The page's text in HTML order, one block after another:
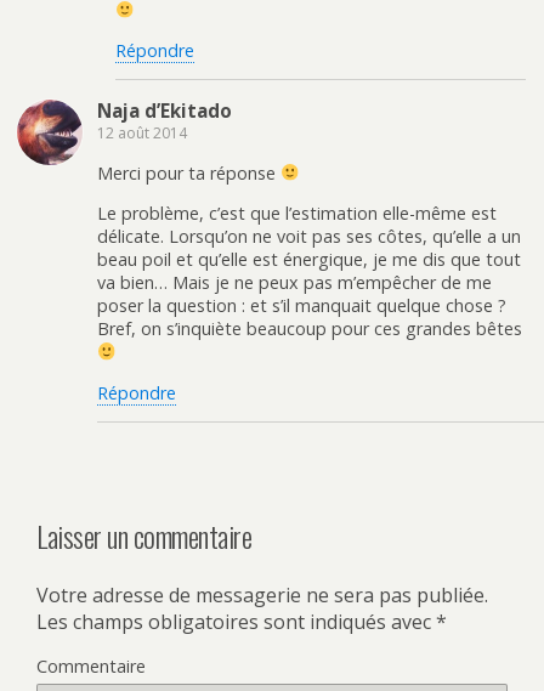
Répondre
Naja d’Ekitado
12 août 2014
Merci pour ta réponse
Le problème, c’est que l’estimation elle-même est
délicate. Lorsqu’on ne voit pas ses côtes, qu’elle a un
beau poil et qu’elle est énergique, je me dis que tout
va bien… Mais je ne peux pas m’empêcher de me
poser la question : et s’il manquait quelque chose ?
Bref, on s’inquiète beaucoup pour ces grandes bêtes
Répondre
Laisser un commentaire
Votre adresse de messagerie ne sera pas publiée.
Les champs obligatoires sont indiqués avec*
Commentaire